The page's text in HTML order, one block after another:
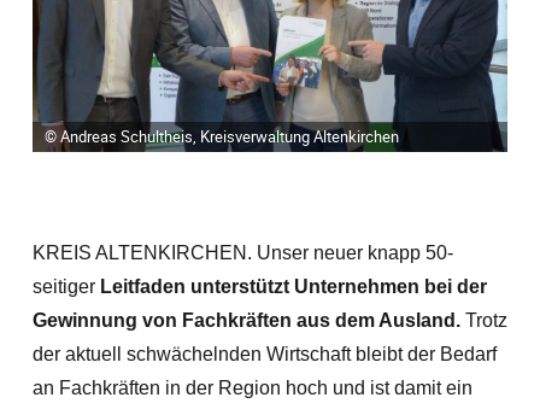
© Andreas Schultheis, Kreisverwaltung Altenkirchen
KREIS ALTENKIRCHEN. Unser neuer knapp 50-
seitiger Leitfaden unterstützt Unternehmen bei der
Gewinnung von Fachkräften aus dem Ausland. Trotz
der aktuell schwächelnden Wirtschaft bleibt der Bedarf
an Fachkräften in der Region hoch und ist damit ein